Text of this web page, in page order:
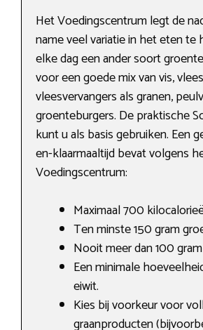
Het Voedingscentrum legt de
name veel variatie in het eten te
elke dag een ander soort
voor een goede mix van vis,
vleesvervangers als granen,
groenteburgers. De praktische
kunt u als basis gebruiken. Een
en-klaarmaaltijd bevat volgens
Voedingscentrum:
Maximaal 700
Ten minste 150 gram
Nooit meer dan 100
Een minimale
eiwit.
Kies bij voorkeur voor
graanproducten